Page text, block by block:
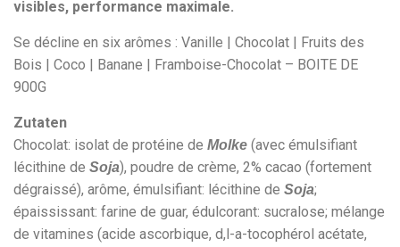
visibles, performance maximale.
Se décline en six arômes : Vanille | Chocolat | Fruits des
Bois | Coco | Banane | Framboise-Chocolat – BOITE DE
900G
Zutaten
Chocolat: isolat de protéine de Molke (avec émulsifiant
lécithine de Soja), poudre de crème, 2% cacao (fortement
dégraissé), arôme, émulsifiant: lécithine de Soja;
épaississant: farine de guar, édulcorant: sucralose; mélange
de vitamines (acide ascorbique, d,l-a-tocophérol acétate,